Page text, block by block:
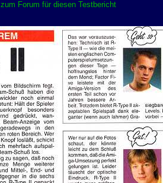
zum Forum für diesen Testbericht